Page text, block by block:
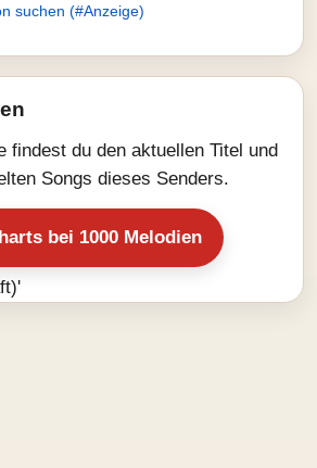
suchen (#Anzeige)
findest du den aktuellen Titel und
Songs dieses Senders.
bei 1000 Melodien